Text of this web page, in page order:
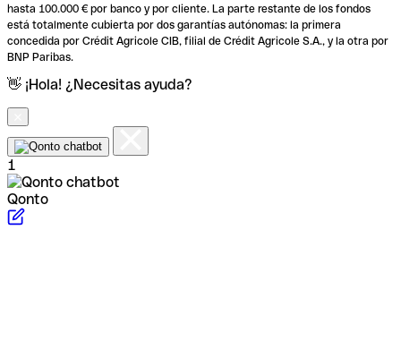
hasta 100.000 € por banco y por cliente. La parte restante de los fondos
está totalmente cubierta por dos garantías autónomas: la primera
concedida por Crédit Agricole CIB, filial de Crédit Agricole S.A., y la otra por
BNP Paribas.
👋 ¡Hola! ¿Necesitas ayuda?
1
Qonto